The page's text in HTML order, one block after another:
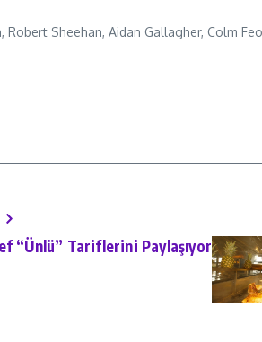
Sheehan, Aidan Gallagher, Colm
“Ünlü” Tariflerini Paylaşıyor